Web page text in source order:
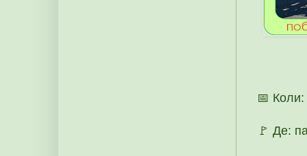
📅
🚩 Де: